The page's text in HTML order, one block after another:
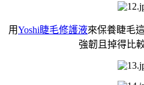
用Yoshi睫毛修護液來保養睫毛
強韌且掉得比